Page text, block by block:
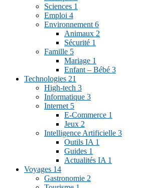
Sciences 1
Emploi 4
Environnement 6
Animaux 2
Sécurité 1
Famille 5
Mariage 1
Enfant – Bébé 3
Technologies 21
High-tech 3
Informatique 3
Internet 5
E-Commerce 1
Jeux 2
Intelligence Artificielle 3
Outils IA 1
Guides 1
Actualités IA 1
Voyages 14
Gastronomie 2